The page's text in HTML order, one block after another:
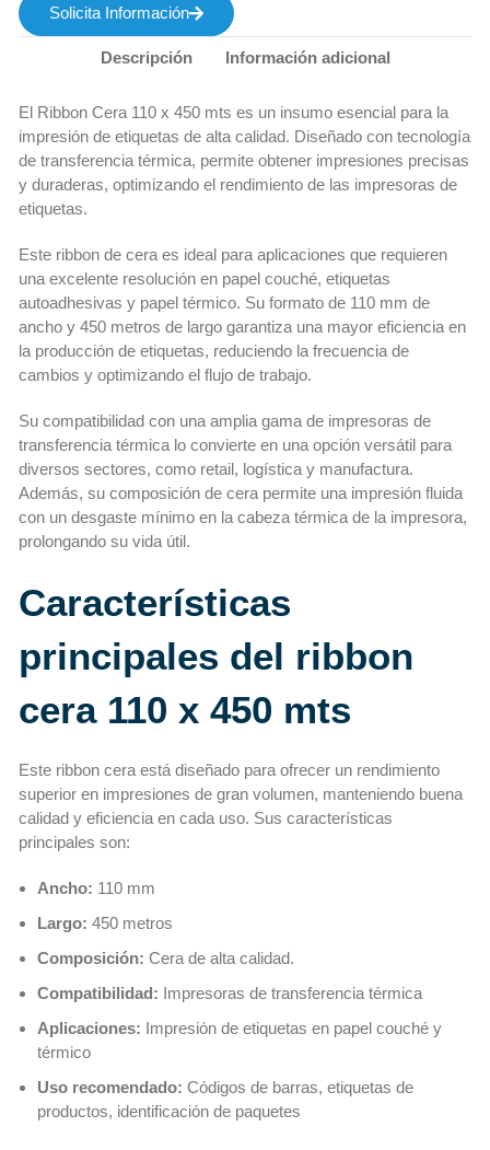
Solicita Información
Descripción Información adicional
El Ribbon Cera 110 x 450 mts es un insumo esencial para la
impresión de etiquetas de alta calidad. Diseñado con tecnología
de transferencia térmica, permite obtener impresiones precisas
y duraderas, optimizando el rendimiento de las impresoras de
etiquetas.
Este ribbon de cera es ideal para aplicaciones que requieren
una excelente resolución en papel couché, etiquetas
autoadhesivas y papel térmico. Su formato de 110 mm de
ancho y 450 metros de largo garantiza una mayor eficiencia en
la producción de etiquetas, reduciendo la frecuencia de
cambios y optimizando el flujo de trabajo.
Su compatibilidad con una amplia gama de impresoras de
transferencia térmica lo convierte en una opción versátil para
diversos sectores, como retail, logística y manufactura.
Además, su composición de cera permite una impresión fluida
con un desgaste mínimo en la cabeza térmica de la impresora,
prolongando su vida útil.
Características
principales del ribbon
cera 110 x 450 mts
Este ribbon cera está diseñado para ofrecer un rendimiento
superior en impresiones de gran volumen, manteniendo buena
calidad y eficiencia en cada uso. Sus características
principales son:
Ancho: 110 mm
Largo: 450 metros
Composición: Cera de alta calidad.
Compatibilidad: Impresoras de transferencia térmica
Aplicaciones: Impresión de etiquetas en papel couché y
térmico
Uso recomendado: Códigos de barras, etiquetas de
productos, identificación de paquetes